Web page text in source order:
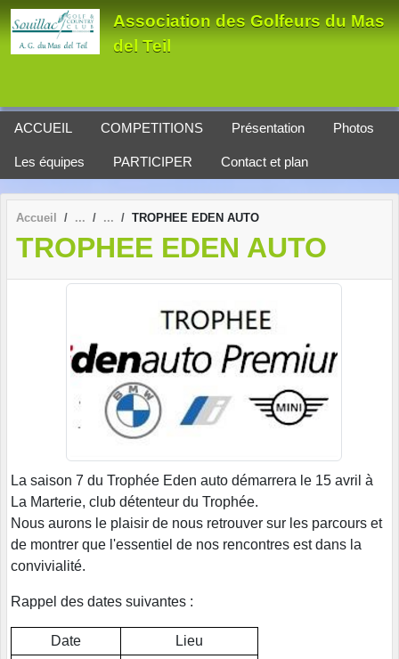
Association des Golfeurs du Mas
del Teil
ACCUEIL COMPETITIONS Présentation Photos
Les équipes PARTICIPER Contact et plan
Accueil TROPHEE EDEN AUTO
TROPHEE EDEN AUTO
La saison 7 du Trophée Eden auto démarrera le 15 avril à
La Marterie, club détenteur du Trophée.
Nous aurons le plaisir de nous retrouver sur les parcours et
de montrer que l'essentiel de nos rencontres est dans la
convivialité.
Rappel des dates suivantes :
Date
Lieu
Panneau de gestion des cookies